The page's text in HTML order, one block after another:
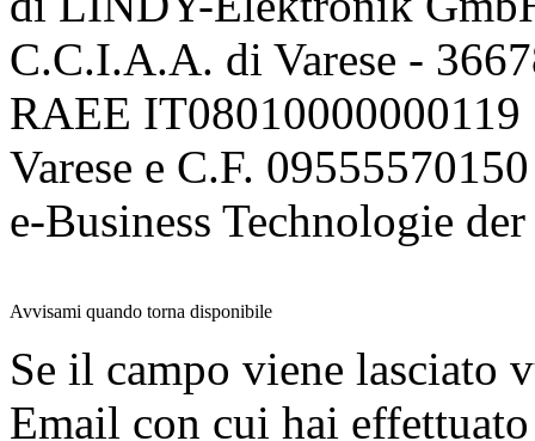
C.C.I.A.A. di Varese -
RAEE
Varese e C.F. 09555570150
e-Business Technologie
Avvisami quando torna disponibile
Se il campo viene lasciato
Email con cui hai